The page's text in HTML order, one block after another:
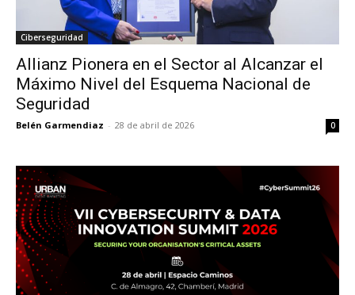
Ciberseguridad
Allianz Pionera en el Sector al Alcanzar el
Máximo Nivel del Esquema Nacional de
Seguridad
Belén Garmendiaz - 28 de abril de 2026 0